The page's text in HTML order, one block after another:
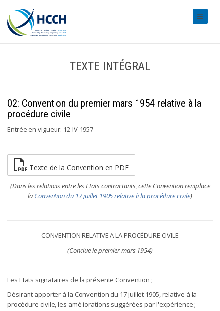
TEXTE INTÉGRAL
02: Convention du premier mars 1954 relative à la
procédure civile
Entrée en vigueur: 12-IV-1957
Texte de la Convention en PDF
(Dans les relations entre les Etats contractants, cette Convention remplace
la Convention du 17 juillet 1905 relative à la procédure civile)
CONVENTION RELATIVE A LA PROCÉDURE CIVILE
(Conclue le premier mars 1954)
Les Etats signataires de la présente Convention ;
Désirant apporter à la Convention du 17 juillet 1905, relative à la
procédure civile, les améliorations suggérées par l'expérience ;